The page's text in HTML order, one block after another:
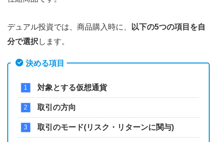
デュアル投資では、商品購入時に、
以下の5つの項目を自
分で選択 します。
決める項目
対象とする仮想通貨
取引の方向
取引のモード(リスク・リターンに関与)